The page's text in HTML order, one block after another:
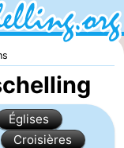
Églises
Croisières